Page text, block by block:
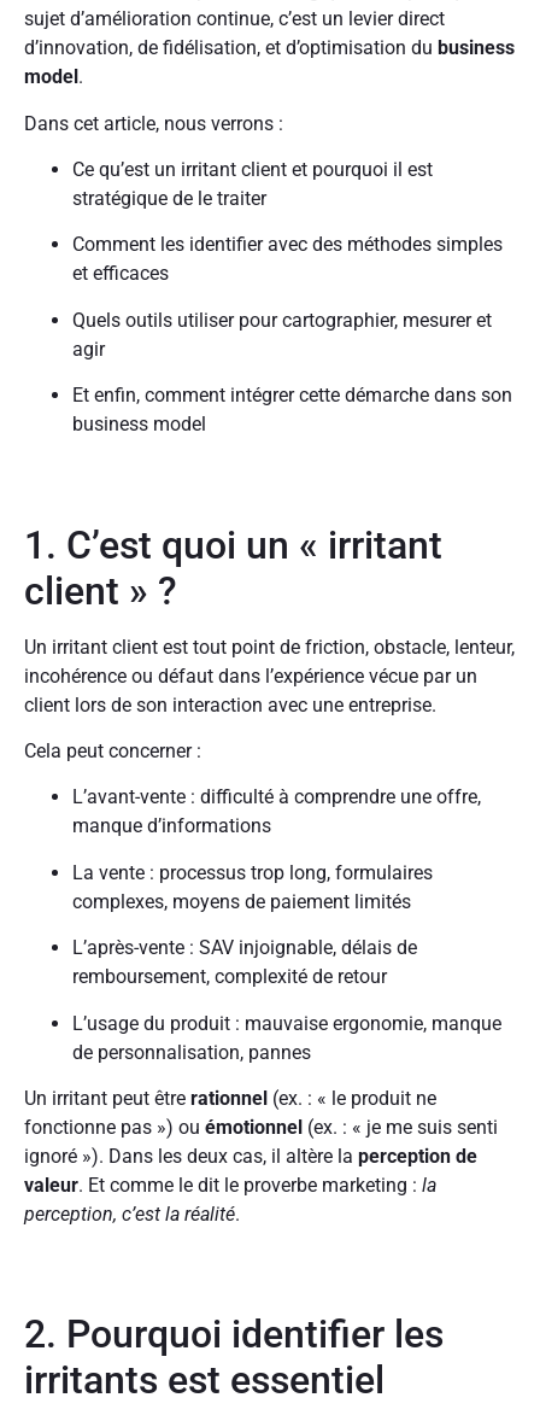
sujet d’amélioration continue, c’est un levier direct
d’innovation, de fidélisation, et d’optimisation du business
model .
Dans cet article, nous verrons :
Ce qu’est un irritant client et pourquoi il est
stratégique de le traiter
Comment les identifier avec des méthodes simples
et efficaces
Quels outils utiliser pour cartographier, mesurer et
agir
Et enfin, comment intégrer cette démarche dans son
business model
1. C’est quoi un « irritant
client » ?
Un irritant client est tout point de friction, obstacle, lenteur,
incohérence ou défaut dans l’expérience vécue par un
client lors de son interaction avec une entreprise.
Cela peut concerner :
L’avant-vente : difficulté à comprendre une offre,
manque d’informations
La vente : processus trop long, formulaires
complexes, moyens de paiement limités
L’après-vente : SAV injoignable, délais de
remboursement, complexité de retour
L’usage du produit : mauvaise ergonomie, manque
de personnalisation, pannes
Un irritant peut être rationnel (ex. : « le produit ne
fonctionne pas ») ou émotionnel (ex. : « je me suis senti
ignoré »). Dans les deux cas, il altère la perception de
valeur. Et comme le dit le proverbe marketing : la
perception, c’est la réalité.
2. Pourquoi identifier les
irritants est essentiel